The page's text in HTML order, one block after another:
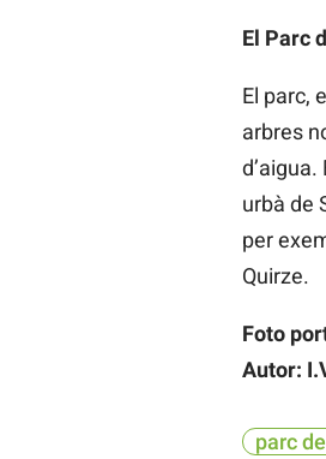
El Parc
El parc,
arbres
urbà de
per
Quirze.
Foto
Autor:
parc